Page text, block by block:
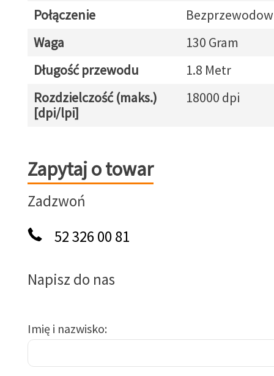
Połączenie
Waga
130 Gram
Długość przewodu
1.8 Metr
Rozdzielczość (maks.)
[dpi/lpi]
18000 dpi
Zapytaj o towar
Zapytaj o towar
Zadzwoń
52 326 00 81
Napisz do nas
Imię i nazwisko